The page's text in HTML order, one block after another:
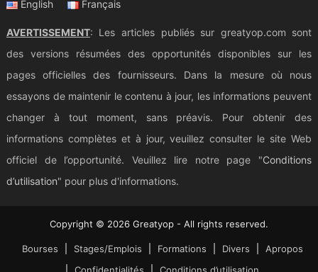
English Français
AVERTISSEMENT: Les articles publiés sur greatyop.com sont
des versions résumées des opportunités disponibles sur les
pages officielles des fournisseurs. Dans la mesure où nous
essayons de maintenir le contenu à jour, les informations peuvent
changer à tout moment, sans préavis. Pour obtenir des
informations complètes et à jour, veuillez consulter le site Web
officiel de l’opportunité. Veuillez lire notre page "Conditions
d’utilisation" pour plus d'informations.
Copyright © 2026 Greatyop - All rights reserved.
Bourses Stages/Emplois Formations Divers
Apropos